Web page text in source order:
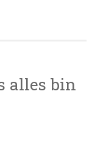
alles bin